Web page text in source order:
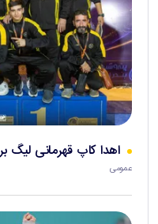
اهدا کاپ قهرمانی لیگ
عمومی